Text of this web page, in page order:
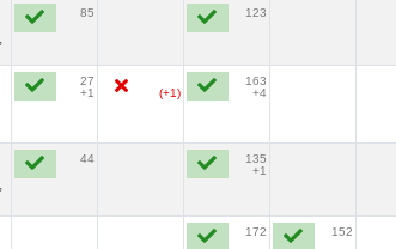
85 123
27
+1
(+1)
163
+4
44
135
+1
172 152